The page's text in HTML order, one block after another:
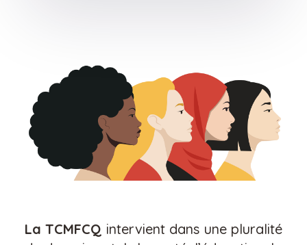
La TCMFCQ intervient dans une pluralité